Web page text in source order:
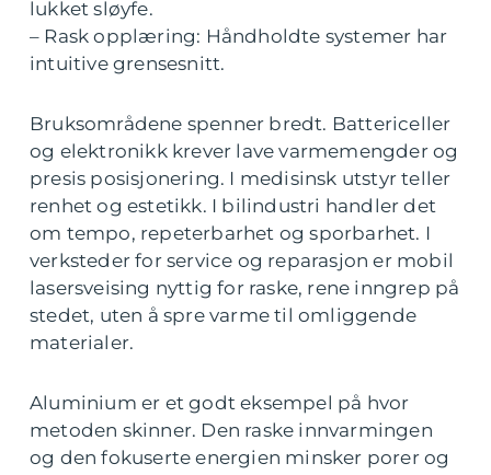
lukket sløyfe.
– Rask opplæring: Håndholdte systemer har
intuitive grensesnitt.
Bruksområdene spenner bredt. Battericeller
og elektronikk krever lave varmemengder og
presis posisjonering. I medisinsk utstyr teller
renhet og estetikk. I bilindustri handler det
om tempo, repeterbarhet og sporbarhet. I
verksteder for service og reparasjon er mobil
lasersveising nyttig for raske, rene inngrep på
stedet, uten å spre varme til omliggende
materialer.
Aluminium er et godt eksempel på hvor
metoden skinner. Den raske innvarmingen
og den fokuserte energien minsker porer og